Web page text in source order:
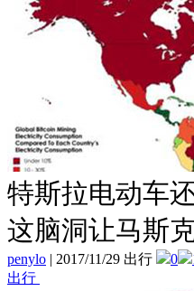
特斯拉电动车
这脑洞让马斯
penylo | 2017/11/29 出行 0
出行